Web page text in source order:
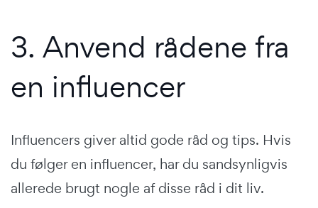
3. Anvend rådene fra
en influencer
Influencers giver altid gode råd og tips. Hvis
du følger en influencer, har du sandsynligvis
allerede brugt nogle af disse råd i dit liv.